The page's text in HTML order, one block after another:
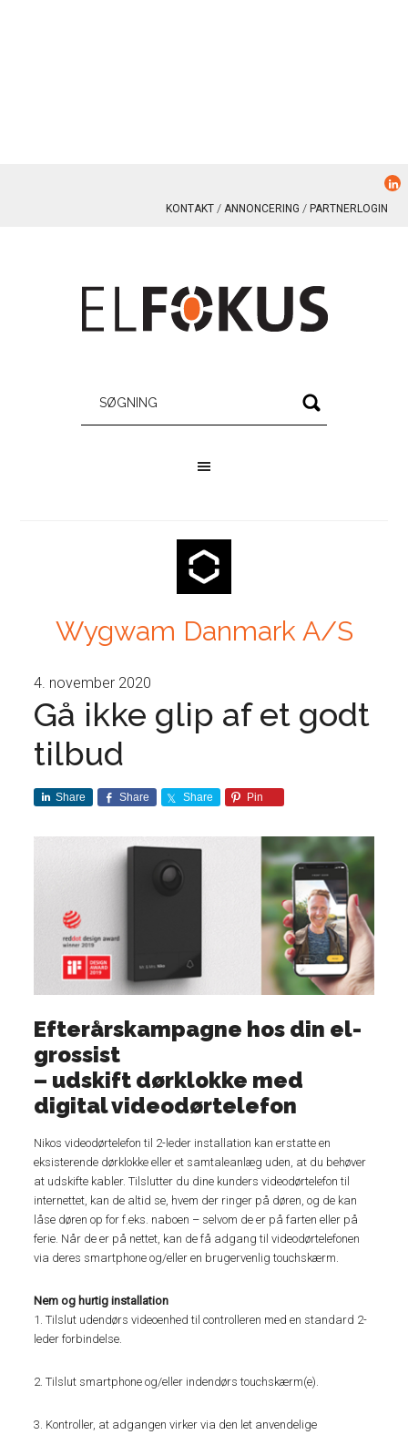
KONTAKT ANNONCERING PARTNERLOGIN
Wygwam Danmark A/S
4. november 2020
Gå ikke glip af et godt
tilbud
Share Share Share Pin
Efterårskampagne hos din el-
grossist
– udskift dørklokke med
digital videodørtelefon
Nikos videodørtelefon til 2-leder installation kan erstatte en
eksisterende dørklokke eller et samtaleanlæg uden, at du behøver
at udskifte kabler. Tilslutter du dine kunders videodørtelefon til
internettet, kan de altid se, hvem der ringer på døren, og de kan
låse døren op for f.eks. naboen – selvom de er på farten eller på
ferie. Når de er på nettet, kan de få adgang til videodørtelefonen
via deres smartphone og/eller en brugervenlig touchskærm.
Nem og hurtig installation
1. Tilslut udendørs videoenhed til controlleren med en standard 2-
leder forbindelse.
2. Tilslut smartphone og/eller indendørs touchskærm(e).
3. Kontroller, at adgangen virker via den let anvendelige